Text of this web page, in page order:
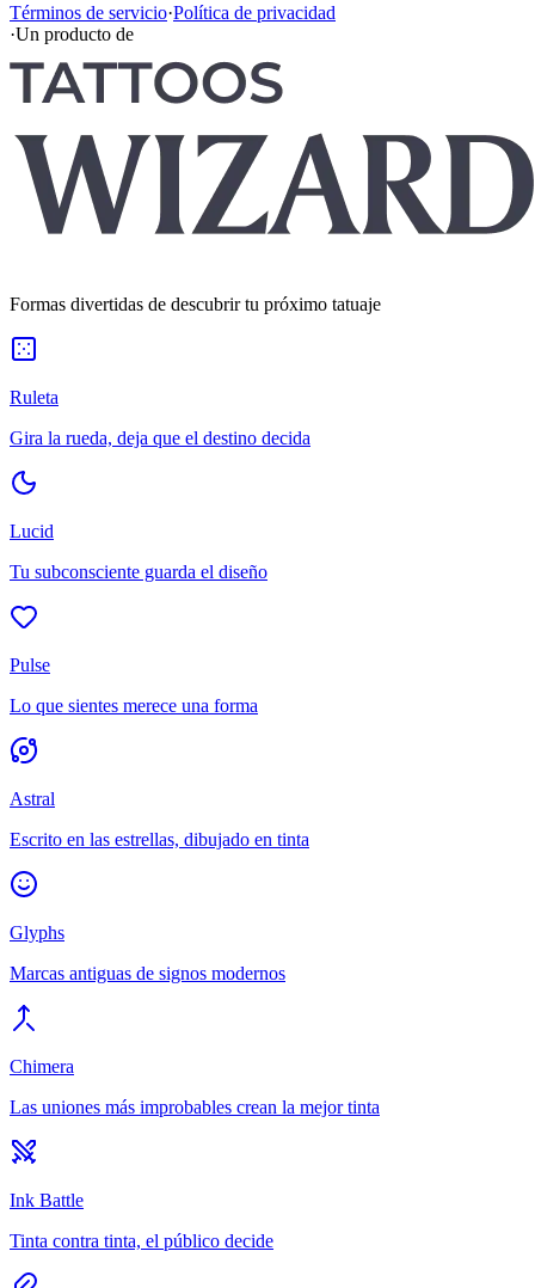
Términos de servicio·Política de privacidad
·Un producto de
Formas divertidas de descubrir tu próximo tatuaje
Ruleta
Gira la rueda, deja que el destino decida
Lucid
Tu subconsciente guarda el diseño
Pulse
Lo que sientes merece una forma
Astral
Escrito en las estrellas, dibujado en tinta
Glyphs
Marcas antiguas de signos modernos
Chimera
Las uniones más improbables crean la mejor tinta
Ink Battle
Tinta contra tinta, el público decide